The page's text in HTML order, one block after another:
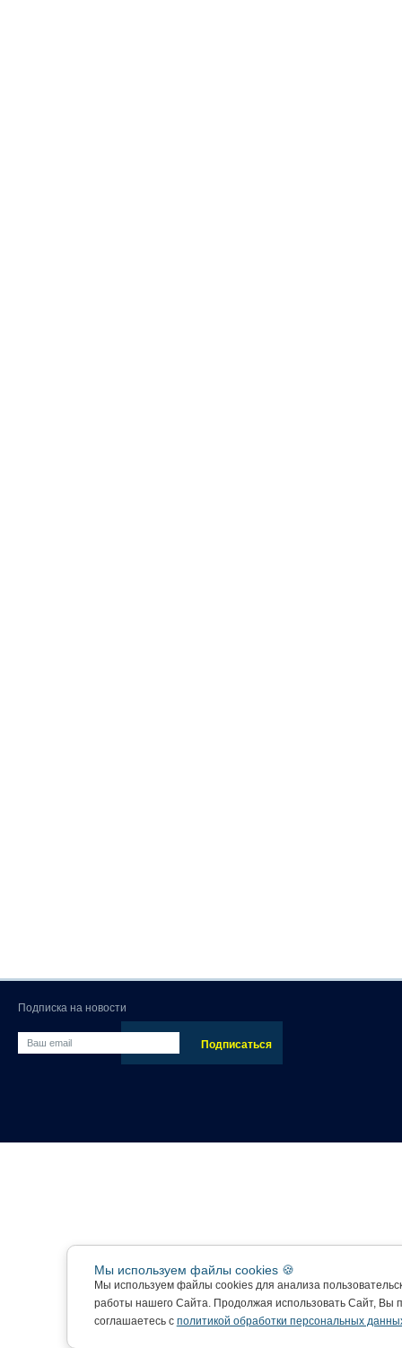
Подписка на новости
Мы используем файлы cookies 🍪
Мы используем файлы cookies для анализа
работы нашего Сайта. Продолжая использовать Сайт, Вы
соглашаетесь с политикой обработки персональных